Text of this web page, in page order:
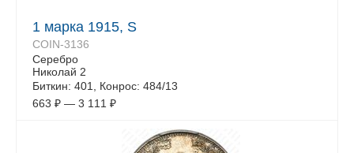
1 марка 1915, S
COIN-3136
Серебро
Николай 2
Биткин: 401, Конрос: 484/13
663 ₽ — 3 111 ₽